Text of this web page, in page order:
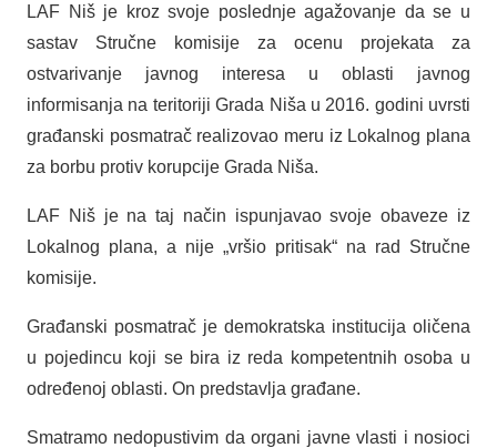
LAF Niš je kroz svoje poslednje agažovanje da se u
sastav Stručne komisije za ocenu projekata za
ostvarivanje javnog interesa u oblasti javnog
informisanja na teritoriji Grada Niša u 2016. godini uvrsti
građanski posmatrač realizovao meru iz Lokalnog plana
za borbu protiv korupcije Grada Niša.
LAF Niš je na taj način ispunjavao svoje obaveze iz
Lokalnog plana, a nije „vršio pritisak“ na rad Stručne
komisije.
Građanski posmatrač je demokratska institucija oličena
u pojedincu koji se bira iz reda kompetentnih osoba u
određenoj oblasti. On predstavlja građane.
Smatramo nedopustivim da organi javne vlasti i nosioci